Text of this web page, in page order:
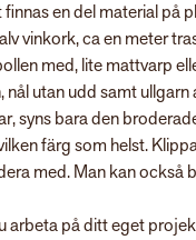
en del material på
vinkork, ca en meter
med, lite mattvarp
nål utan udd samt
syns bara den
färg som helst.
med. Man kan också
arbeta på ditt eget